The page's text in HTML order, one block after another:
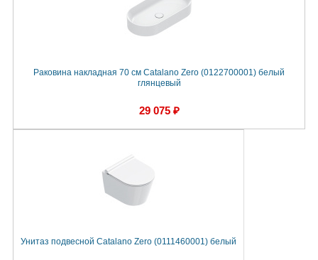
Раковина накладная 70 см Catalano Zero (0122700001) белый
глянцевый
29 075 ₽
Унитаз подвесной Catalano Zero (0111460001) белый